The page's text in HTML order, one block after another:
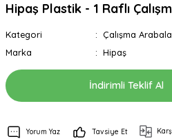
Hipaş Plastik - 1 Raflı
Kategori
Çalışma
Marka
Hipaş
İndirimli Teklif Al
Yorum Yaz Tavsiye Et